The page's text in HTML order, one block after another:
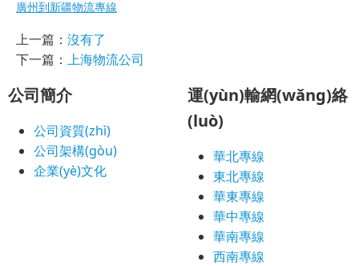
廣州到新疆物流專線
上一篇： 沒有了
下一篇： 上海物流公司
公司簡介
公司資質(zhì)
公司架構(gòu)
企業(yè)文化
運(yùn)輸網(wǎng)絡
(luò)
華北專線
東北專線
華東專線
華中專線
華南專線
西南專線